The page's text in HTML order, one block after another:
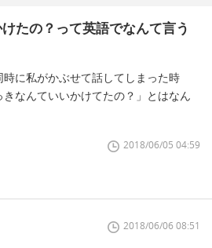
たの？って英語でなんて言う
に私がかぶせて話してしまった時
なんていいかけてたの？」とはなん
2018/06/05 04:59
2018/06/06 08:51